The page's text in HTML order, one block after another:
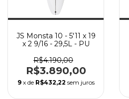
JS Monsta 10 - 5'11 x 19
x 2 9/16 - 29,5L - PU
R$4.190,00
R$3.890,00
9 x de R$432,22 sem juros